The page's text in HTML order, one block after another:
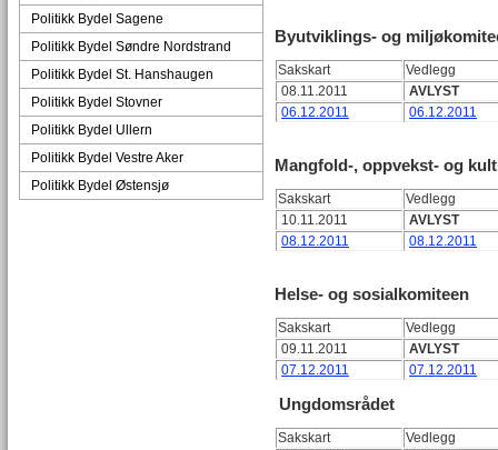
Politikk Bydel Sagene
Politikk Bydel Søndre Nordstrand
Politikk Bydel St. Hanshaugen
Politikk Bydel Stovner
Politikk Bydel Ullern
Politikk Bydel Vestre Aker
Politikk Bydel Østensjø
Byutviklings- og
Sakskart
Vedlegg
08.11.2011
AVLYST
06.12.2011
06.12.2011
Mangfold-, oppvekst- og
Sakskart
Vedlegg
10.11.2011
AVLYST
08.12.2011
08.12.2011
Helse- og sosialkomiteen
Sakskart
Vedlegg
09.11.2011
AVLYST
07.12.2011
07.12.2011
Ungdomsrådet
Sakskart
Vedlegg